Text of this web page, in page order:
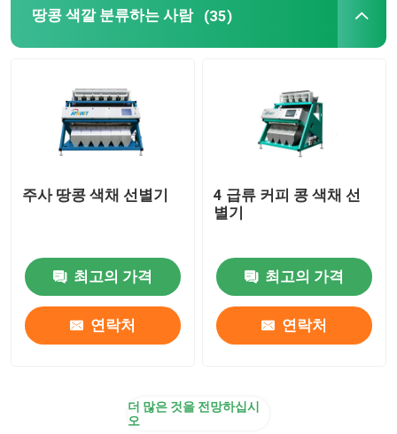
견과류 색깔 분류하는 사람
차 색깔 분류하는 사람
벨트 색깔 분류하는 사람
재료 정리 기계
땅콩 색깔 분류하는 사람 (35)
주사 땅콩 색채 선별기
최고의 가격
연락처
4 급류 커피 콩 색채 선
별기
최고의 가격
연락처
더 많은 것을 전망하십시
오